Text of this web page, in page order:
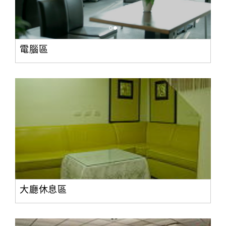
電腦區
大廳休息區